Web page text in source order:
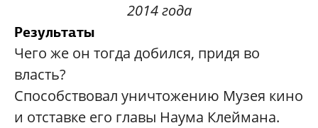
2014 года
Результаты
Чего же он тогда добился, придя во
власть?
Способствовал уничтожению Музея кино
и отставке его главы Наума Клеймана.